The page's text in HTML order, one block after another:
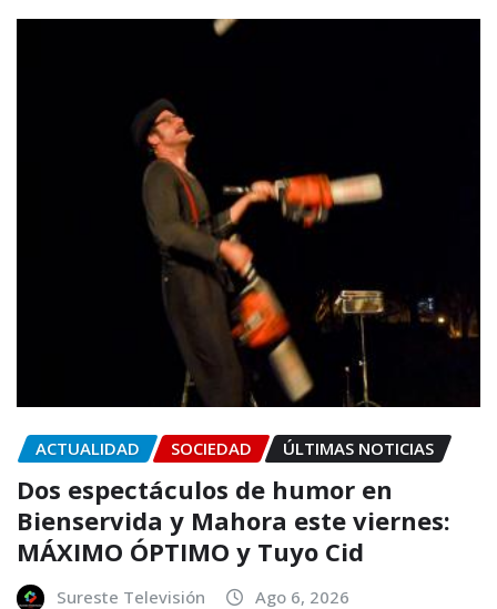
ACTUALIDAD SOCIEDAD ÚLTIMAS NOTICIAS
Dos espectáculos de humor en
Bienservida y Mahora este viernes:
MÁXIMO ÓPTIMO y Tuyo Cid
Sureste Televisión Ago 6, 2026